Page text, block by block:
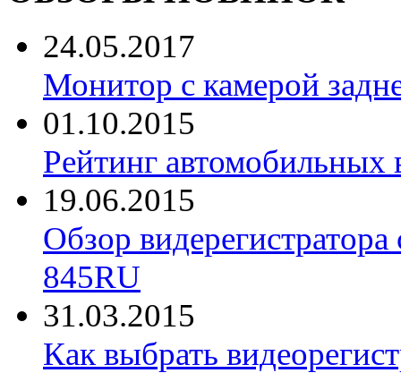
24.05.2017
Монитор с камерой
01.10.2015
Рейтинг автомобильных
19.06.2015
Обзор
845RU
31.03.2015
Как выбрать